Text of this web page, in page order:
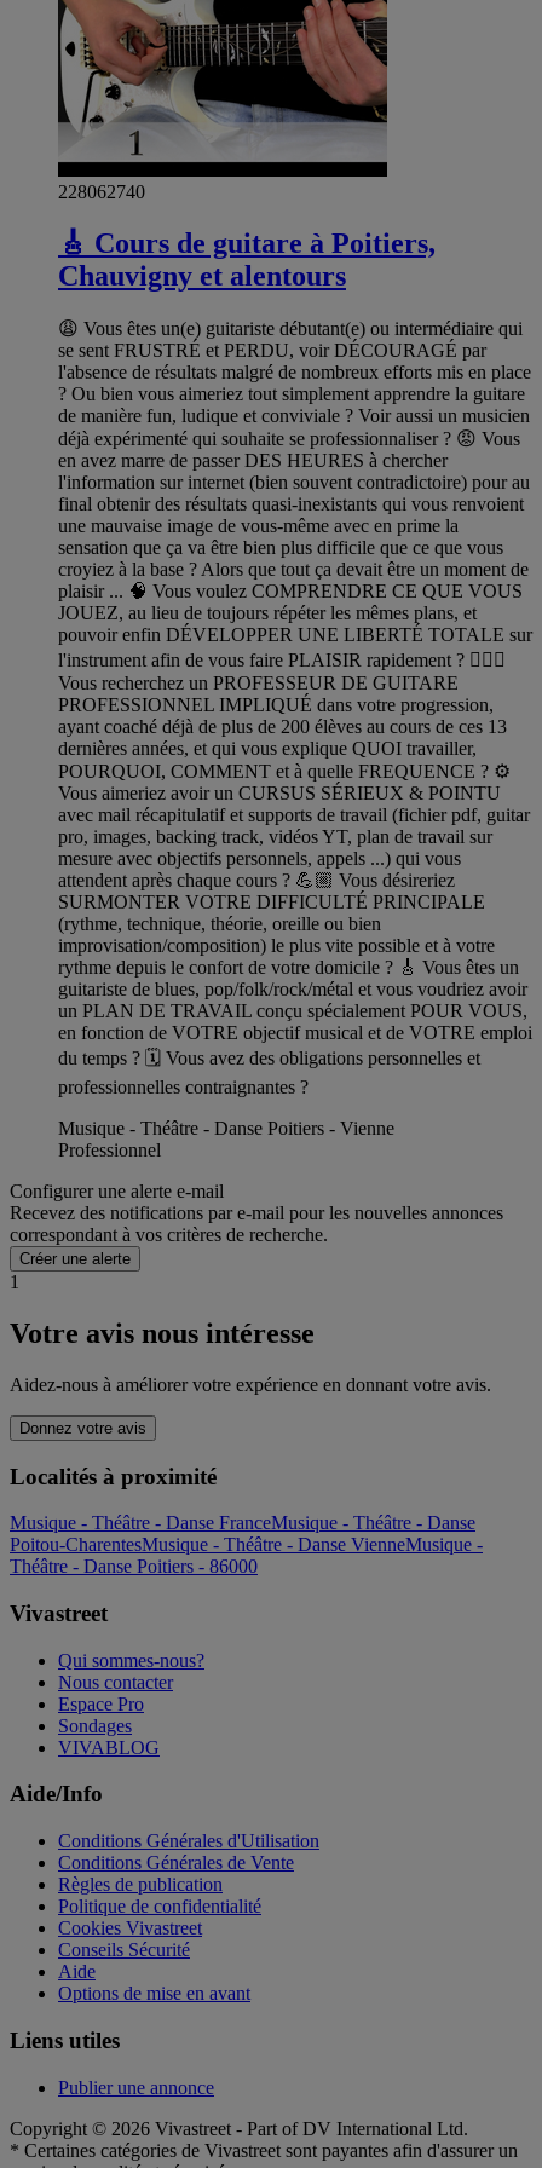
228062740
🎸 Cours de guitare à Poitiers,
Chauvigny et alentours
😩 Vous êtes un(e) guitariste débutant(e) ou intermédiaire qui
se sent FRUSTRÉ et PERDU, voir DÉCOURAGÉ par
l'absence de résultats malgré de nombreux efforts mis en place
? Ou bien vous aimeriez tout simplement apprendre la guitare
de manière fun, ludique et conviviale ? Voir aussi un musicien
déjà expérimenté qui souhaite se professionnaliser ? 😡 Vous
en avez marre de passer DES HEURES à chercher
l'information sur internet (bien souvent contradictoire) pour au
final obtenir des résultats quasi-inexistants qui vous renvoient
une mauvaise image de vous-même avec en prime la
sensation que ça va être bien plus difficile que ce que vous
croyiez à la base ? Alors que tout ça devait être un moment de
plaisir ... 🧠 Vous voulez COMPRENDRE CE QUE VOUS
JOUEZ, au lieu de toujours répéter les mêmes plans, et
pouvoir enfin DÉVELOPPER UNE LIBERTÉ TOTALE sur
l'instrument afin de vous faire PLAISIR rapidement ? 🧔🏻‍♂️
Vous recherchez un PROFESSEUR DE GUITARE
PROFESSIONNEL IMPLIQUÉ dans votre progression,
ayant coaché déjà de plus de 200 élèves au cours de ces 13
dernières années, et qui vous explique QUOI travailler,
POURQUOI, COMMENT et à quelle FREQUENCE ? ⚙️
Vous aimeriez avoir un CURSUS SÉRIEUX & POINTU
avec mail récapitulatif et supports de travail (fichier pdf, guitar
pro, images, backing track, vidéos YT, plan de travail sur
mesure avec objectifs personnels, appels ...) qui vous
attendent après chaque cours ? 💪🏼 Vous désireriez
SURMONTER VOTRE DIFFICULTÉ PRINCIPALE
(rythme, technique, théorie, oreille ou bien
improvisation/composition) le plus vite possible et à votre
rythme depuis le confort de votre domicile ? 🎸 Vous êtes un
guitariste de blues, pop/folk/rock/métal et vous voudriez avoir
un PLAN DE TRAVAIL conçu spécialement POUR VOUS,
en fonction de VOTRE objectif musical et de VOTRE emploi
du temps ? 🗓️ Vous avez des obligations personnelles et
professionnelles contraignantes ?
Musique - Théâtre - Danse Poitiers - Vienne
Professionnel
Configurer une alerte e-mail
Recevez des notifications par e-mail pour les nouvelles annonces
correspondant à vos critères de recherche.
Créer une alerte
1
Votre avis nous intéresse
Aidez-nous à améliorer votre expérience en donnant votre avis.
Donnez votre avis
Localités à proximité
Musique - Théâtre - Danse FranceMusique - Théâtre - Danse
Poitou-CharentesMusique - Théâtre - Danse VienneMusique -
Théâtre - Danse Poitiers - 86000
Vivastreet
Qui sommes-nous?
Nous contacter
Espace Pro
Sondages
VIVABLOG
Aide/Info
Conditions Générales d'Utilisation
Conditions Générales de Vente
Règles de publication
Politique de confidentialité
Cookies Vivastreet
Conseils Sécurité
Aide
Options de mise en avant
Liens utiles
Publier une annonce
Copyright © 2026 Vivastreet - Part of DV International Ltd.
* Certaines catégories de Vivastreet sont payantes afin d'assurer un